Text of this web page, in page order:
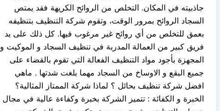
جاذبيته في المكان. التخلص من الروائح الكريهة فقد يمتص
السجاد الروائح بمرور الوقت، وتقوم شركة التنظيف بتنظيفه
بعمق للتخلص من أي روائح غير مرغوب فيها. كل ذلك على يد
فريق كبير من العمالة المدربة في تنظيف السجاد و الموكيت و
المجهزة بأجود مواد التنظيف الفعالة التي تقوم بالقضاء على
جميع البقع و الاوساخ من السجاد مهما بلغت شدتها . ماهي
افضل شركة تنظيف بحائل ؟ لماذا شركة الممتاز المثالية؟
الخبرة و الكفائة : تتميز الشركة بخبرة وكفاءة عالية في مجال